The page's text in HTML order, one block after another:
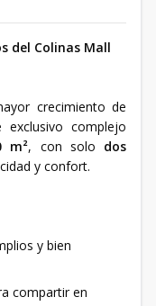
del Colinas Mall
crecimiento de
exclusivo complejo
m², con solo dos
y confort.
y bien
compartir en